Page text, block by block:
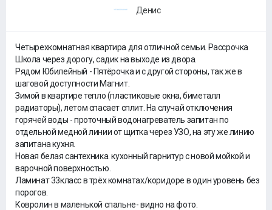
Денис
Четырехкомнатная квартира для отличной семьи. Рассрочка
Школа через дорогу, садик на выходе из двора.
Рядом Юбилейный - Пятёрочка и с другой стороны, так же в
шаговой доступности Магнит.
Зимой в квартире тепло (пластиковые окна, биметалл
радиаторы), летом спасает сплит. На случай отключения
горячей воды - проточный водонагреватель запитан по
отдельной медной линии от щитка через УЗО, на эту же линию
запитана кухня.
Новая белая сантехника. кухонный гарнитур с новой мойкой и
варочной поверхностью.
Ламинат 33класс в трёх комнатах/коридоре в один уровень без
порогов.
Ковролин в маленькой спальне- видно на фото.